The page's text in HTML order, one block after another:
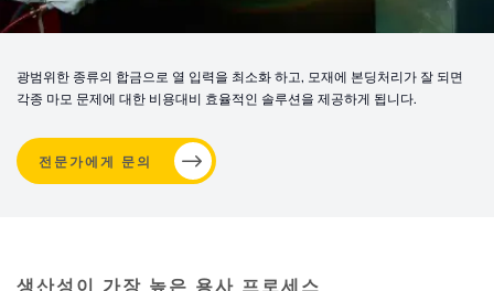
광범위한 종류의 합금으로 열 입력을 최소화 하고, 모재에 본딩처리가 잘 되면
각종 마모 문제에 대한 비용대비 효율적인 솔루션을 제공하게 됩니다.
전문가에게 문의
생산성이 가장 높은 용사 프로세스